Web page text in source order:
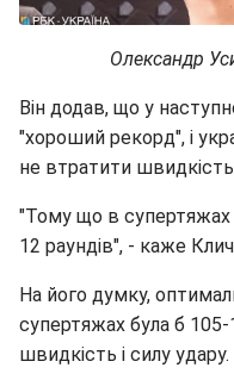
Олександр
Він додав, що у
"хороший рекорд", і
не втратити
"Тому що в супертяжах
12 раундів", - каже
На його думку,
супертяжах була б
швидкість і силу удару.